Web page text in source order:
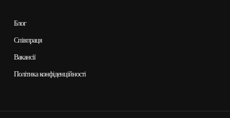
Блог
Співпраця
Вакансії
Політика конфіденційності